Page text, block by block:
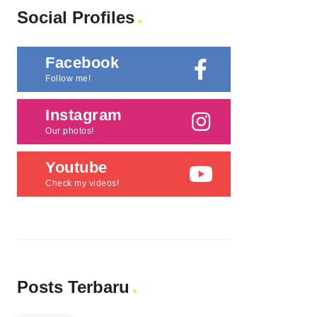
Social Profiles
Facebook
Follow me!
Instagram
Our photos!
Youtube
Check my videos!
Posts Terbaru